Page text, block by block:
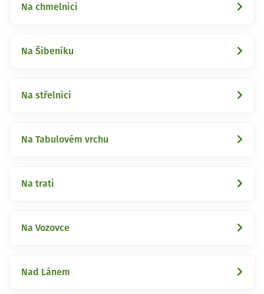
Na chmelnici
Na Šibeníku
Na střelnici
Na Tabulovém vrchu
Na trati
Na Vozovce
Nad Lánem